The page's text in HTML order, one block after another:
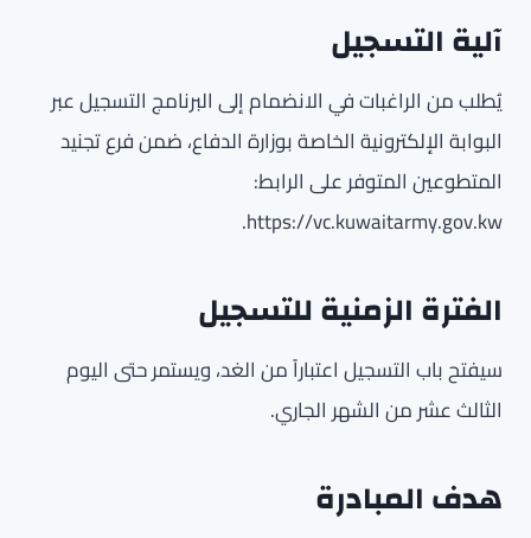
آلية التسجيل
يُطلب من الراغبات في الانضمام إلى البرنامج التسجيل عبر
البوابة الإلكترونية الخاصة بوزارة الدفاع، ضمن فرع تجنيد
المتطوعين المتوفر على الرابط:
https://vc.kuwaitarmy.gov.kw.
الفترة الزمنية للتسجيل
سيفتح باب التسجيل اعتباراً من الغد، ويستمر حتى اليوم
الثالث عشر من الشهر الجاري.
هدف المبادرة